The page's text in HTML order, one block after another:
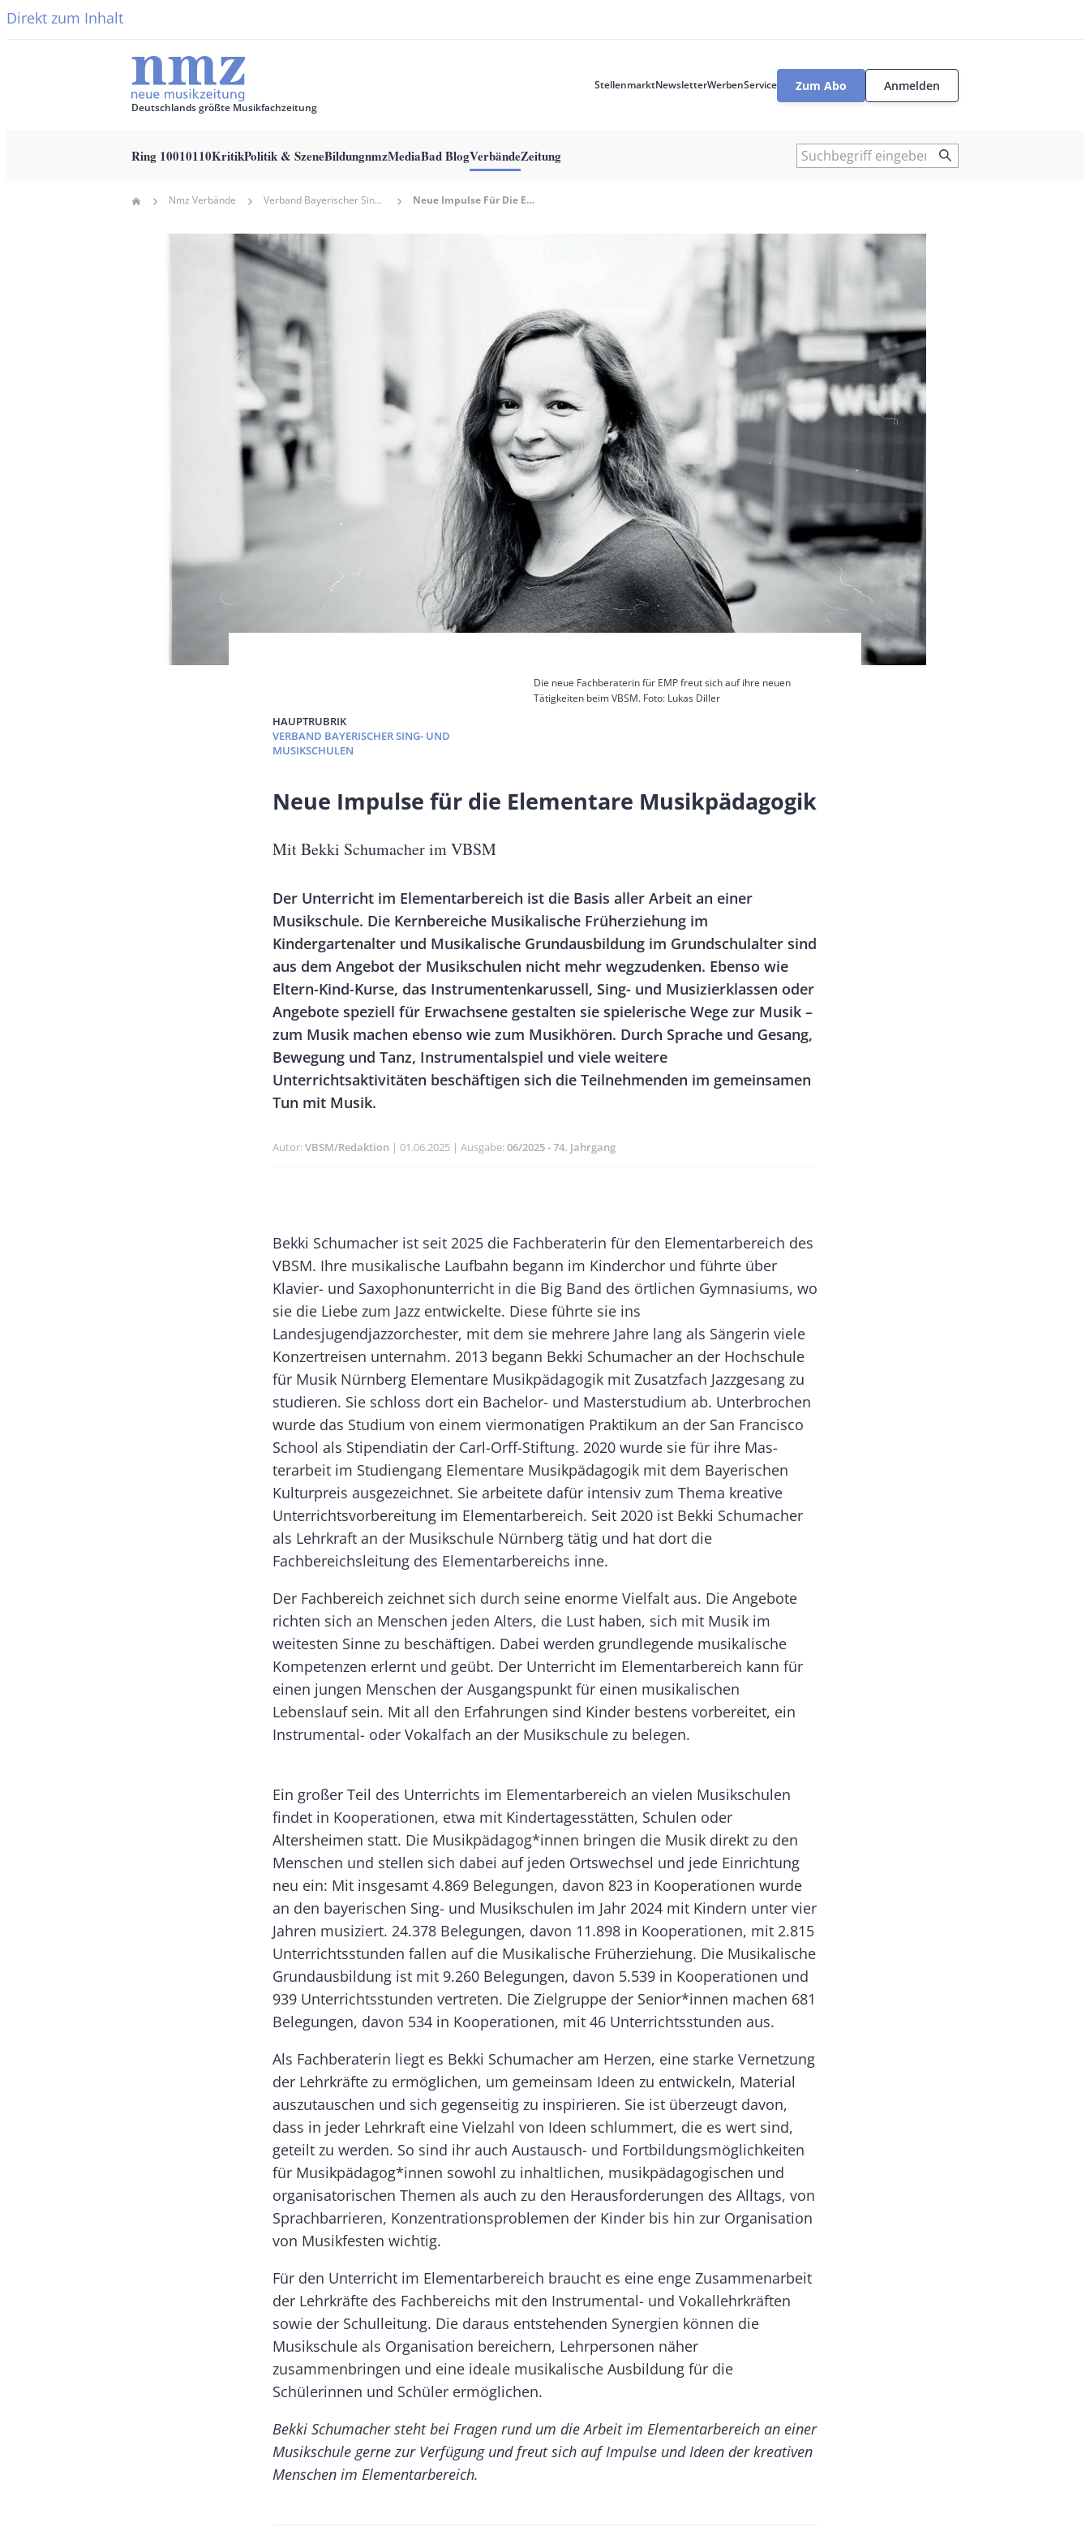
Direkt zum Inhalt
Deutschlands größte Musikfachzeitung
StellenmarktNewsletterWerbenService
User
Zum Abo Anmelden
navigation
Ring 10010110KritikPolitik & SzeneBildungnmzMediaBad BlogVerbändeZeitung Suche
Pfadnavigation
Home Nmz Verbände Verband Bayerischer Sing- Und Musikschulen Neue Impulse Für Die Elementare Musikpädagogik
Die neue Fachberaterin für EMP freut sich auf ihre neuen
Tätigkeiten beim VBSM. Foto: Lukas Diller
HAUPTRUBRIK
VERBAND BAYERISCHER SING- UND
MUSIKSCHULEN
Banner
Size
Neue Impulse für die Elementare Musikpädagogik
Untertitel
Mit Bekki Schumacher im VBSM
Vorspann
/
Teaser
Der Unterricht im Elementarbereich ist die Basis aller Arbeit an einer
Musikschule. Die Kernbereiche Musikalische Früherziehung im
Kindergartenalter und Musikalische Grundausbildung im Grundschulalter sind
aus dem Angebot der Musikschulen nicht mehr wegzudenken. Ebenso wie
Eltern-Kind-Kurse, das Instrumentenkarussell, Sing- und Musizierklassen oder
Angebote spe­ziell für Erwachsene gestalten sie spielerische Wege zur Musik –
zum Musik machen ebenso wie zum Musikhören. Durch Sprache und Gesang,
Bewegung und Tanz, Instrumentalspiel und viele weitere
Unterrichtsaktivitäten beschäftigen sich die Teilnehmenden im gemeinsamen
Tun mit Musik.
Autor VBSM/Redaktion Publikationsdatum
01.06.2025 Ausgabe 06/2025 - 74. Jahrgang
Left
Right
Text
Bekki Schumacher ist seit 2025 die Fachberaterin für den Elementarbereich des
VBSM. Ihre musikalische Laufbahn begann im Kinderchor und führte über
Klavier- und Saxophonunterricht in die Big Band des örtlichen Gymnasiums, wo
sie die Liebe zum Jazz entwickelte. Diese führte sie ins
Landesjugendjazzorchester, mit dem sie mehrere Jahre lang als Sängerin viele
Konzertreisen unternahm. 2013 begann Bekki Schumacher an der Hochschule
für Musik Nürnberg Elementare Musikpädagogik mit Zusatzfach Jazzgesang zu
studieren. Sie schloss dort ein Bachelor- und Mas­terstudium ab. Unterbrochen
wurde das Studium von einem viermonatigen Praktikum an der San Francisco
School als Stipendiatin der Carl-Orff-Stiftung. 2020 wurde sie für ihre Mas­
terarbeit im Studiengang Elementare Musikpädagogik mit dem Bayerischen
Kulturpreis ausgezeichnet. Sie arbeitete dafür intensiv zum Thema kreative
Unterrichtsvorbereitung im Elementarbereich. Seit 2020 ist Bekki Schumacher
als Lehrkraft an der Musikschule Nürnberg tätig und hat dort die
Fachbereichsleitung des Elementarbereichs inne.
Der Fachbereich zeichnet sich durch seine enorme Vielfalt aus. Die Angebote
richten sich an Menschen jeden Alters, die Lust haben, sich mit Musik im
weitesten Sinne zu beschäftigen. Dabei werden grundlegende musikalische
Kompetenzen erlernt und geübt. Der Unterricht im Elementarbereich kann für
einen jungen Menschen der Ausgangspunkt für einen musikalischen
Lebenslauf sein. Mit all den Erfahrungen sind Kinder bestens vorbereitet, ein
Instrumental- oder Vokalfach an der Musikschule zu belegen.
Ein großer Teil des Unterrichts im Elementarbereich an vielen Musikschulen
findet in Kooperationen, etwa mit Kindertagesstätten, Schulen oder
Altersheimen statt. Die Musikpädagog*innen bringen die Musik direkt zu den
Menschen und stellen sich dabei auf jeden Ortswechsel und jede Einrichtung
neu ein: Mit insgesamt 4.869 Belegungen, davon 823 in Kooperationen wurde
an den bay­erischen Sing- und Musikschulen im Jahr 2024 mit Kindern unter vier
Jahren musiziert. 24.378 Belegungen, davon 11.898 in Kooperationen, mit 2.815
Unterrichtsstunden fallen auf die Musikalische Früherziehung. Die Musikalische
Grundausbildung ist mit 9.260 Belegungen, davon 5.539 in Kooperationen und
939 Unterrichtsstunden vertreten. Die Zielgruppe der Senior*innen machen 681
Belegungen, davon 534 in Kooperationen, mit 46 Unterrichtsstunden aus.
Als Fachberaterin liegt es Bekki Schumacher am Herzen, eine starke Vernetzung
der Lehrkräfte zu ermöglichen, um gemeinsam Ideen zu entwickeln, Material
auszutauschen und sich gegenseitig zu inspirieren. Sie ist überzeugt davon,
dass in jeder Lehrkraft eine Vielzahl von Ideen schlummert, die es wert sind,
geteilt zu werden. So sind ihr auch Austausch- und Fortbildungsmöglichkeiten
für Musikpädagog*innen sowohl zu inhaltlichen, musikpädagogischen und
organisatorischen Themen als auch zu den Herausforderungen des Alltags, von
Sprachbarrieren, Konzentrationsproblemen der Kinder bis hin zur Organisation
von Musikfesten wichtig.
Für den Unterricht im Elementarbereich braucht es eine enge Zusammenarbeit
der Lehrkräfte des Fachbereichs mit den Instrumental- und Vokallehrkräften
sowie der Schulleitung. Die daraus entstehenden Synergien können die
Musikschule als Organisation bereichern, Lehrpersonen näher
zusammenbringen und eine ideale musikalische Ausbildung für die
Schülerinnen und Schüler ermöglichen.
Bekki Schumacher steht bei Fragen rund um die Arbeit im Elementarbereich an einer
Musikschule gerne zur Verfügung und freut sich auf Impulse und Ideen der kreativen
Menschen im Elementarbereich.